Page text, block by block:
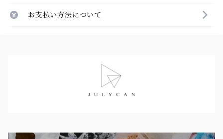
お支払い方法について